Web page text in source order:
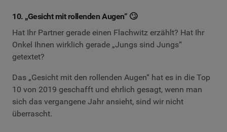
10. „Gesicht mit rollenden Augen“ 🙄
Hat Ihr Partner gerade einen Flachwitz erzählt? Hat Ihr
Onkel Ihnen wirklich gerade „Jungs sind Jungs“
getextet?
Das „Gesicht mit den rollenden Augen“ hat es in die Top
10 von 2019 geschafft und ehrlich gesagt, wenn man
sich das vergangene Jahr ansieht, sind wir nicht
überrascht.